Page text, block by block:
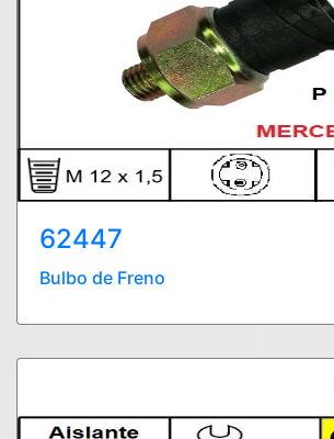
62447
Bulbo de Freno